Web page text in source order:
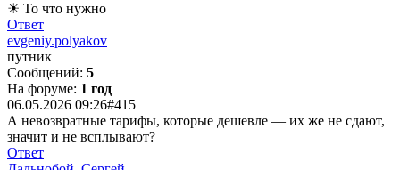
☀ То что нужно
Ответ
evgeniy.polyakov
путник
Сообщений: 5
На форуме: 1 год
06.05.2026 09:26#415
А невозвратные тарифы, которые дешевле — их же не сдают,
значит и не всплывают?
Ответ